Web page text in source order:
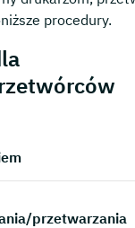
procedury.
przetwarzania